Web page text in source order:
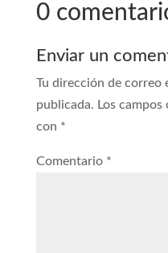
0
Enviar un
Tu dirección de correo
publicada. Los
con *
Comentario *